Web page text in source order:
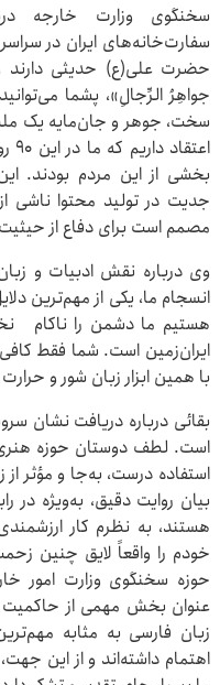
سخنگوی وزارت خارجه
سفارت‌خانه‌های ایران در
حضرت علی(ع) حدیثی دارند
جواهِرُ الرِّجالِ»، پشما
سخت، جوهر و جان‌مایه یک
بخشی از این مردم بودند.
جدیت در تولید محتوا ناشی
مصمم است برای دفاع از
وی درباره نقش ادبیات و
انسجام ما، یکی از مهم‌ترین
هستیم ما دشمن را ناکام
ایران‌زمین است. شما فقط
با همین ابزار زبان شور و
بقائی درباره دریافت نشان
است. لطف دوستان حوزه هنری
استفاده درست، به‌جا و مؤثر
بیان روایت دقیق، به‌ویژه در
هستند، به نظرم کار
خودم را واقعاً لایق چنین
حوزه سخنگوی وزارت امور
عنوان بخش مهمی از حاکمیت
زبان فارسی به مثابه
اهتمام داشته‌اند و از این